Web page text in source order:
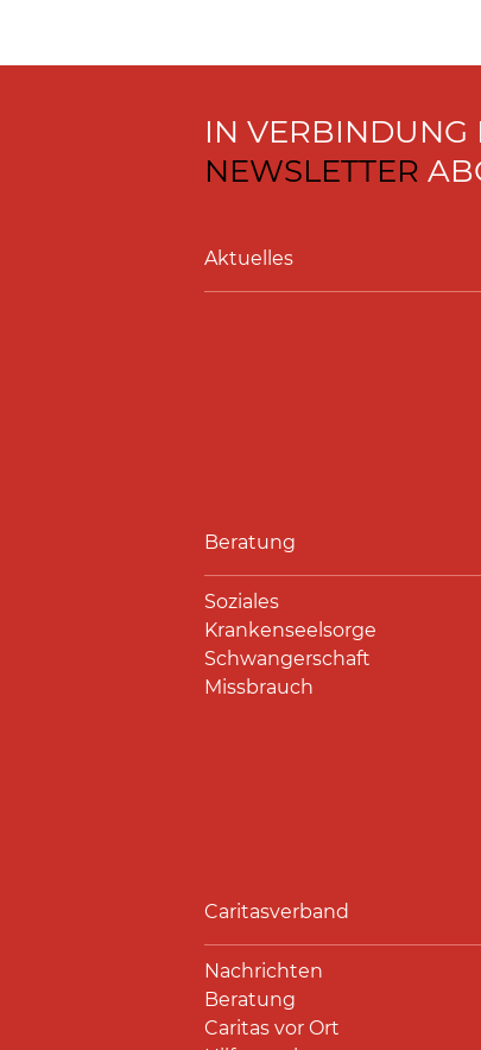
IN
NEWSLETTER
Aktuelles
Beratung
Soziales
Krankenseelsorge
Schwangerschaft
Missbrauch
Caritasverband
Nachrichten
Beratung
Caritas vor Ort